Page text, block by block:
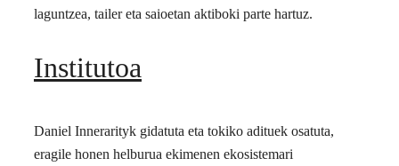
laguntzea, tailer eta saioetan aktiboki parte hartuz.
Institutoa
Daniel Innerarityk gidatuta eta tokiko adituek osatuta,
eragile honen helburua ekimenen ekosistemari